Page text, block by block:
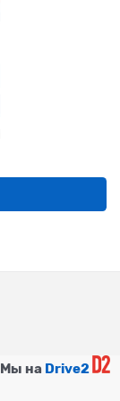
Мы на Drive2